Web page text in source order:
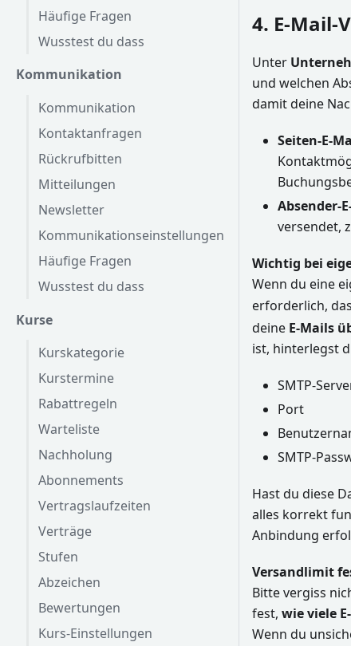
Häufige Fragen
Wusstest du dass
Kommunikation
Kommunikation
Kontaktanfragen
Rückrufbitten
Mitteilungen
Newsletter
Kommunikationseinstellungen
Häufige Fragen
Wusstest du dass
Kurse
Kurskategorie
Kurstermine
Rabattregeln
Warteliste
Nachholung
Abonnements
Vertragslaufzeiten
Verträge
Stufen
Abzeichen
Bewertungen
Kurs-Einstellungen
4. E-Mail-
Unter
und welchen
damit deine
Seiten-E-
Absender-
versendet,
Wichtig bei
Wenn du eine
erforderlich,
deine E-Mails
ist, hinterlegst
SMTP-
Port
SMTP-
Hast du diese
alles korrekt
Anbindung
Versandlimit
Bitte vergiss
fest, wie viele
Wenn du